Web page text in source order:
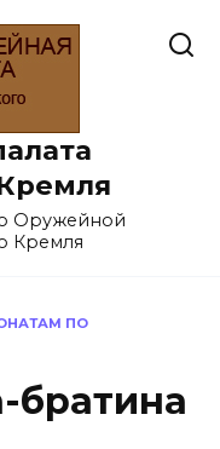
Оружейной
Кремля
ПО
братина